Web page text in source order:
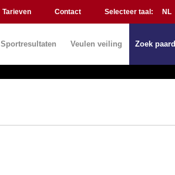
Tarieven Contact Selecteer taal:
Sportresultaten Veulen veiling Zoek paard